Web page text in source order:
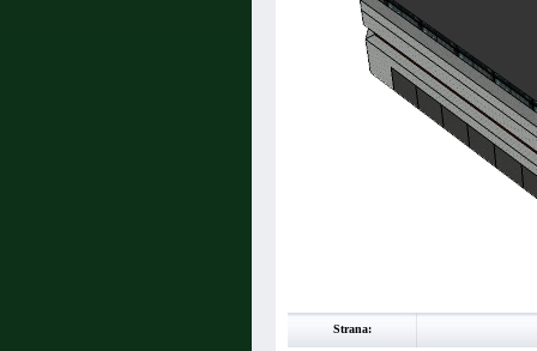
Strana: